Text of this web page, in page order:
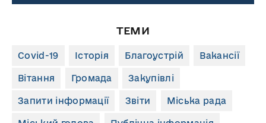
ТЕМИ
Covid-19 Історія Благоустрій Вакансії
Вітання Громада Закупівлі
Запити інформації Звіти Міська рада